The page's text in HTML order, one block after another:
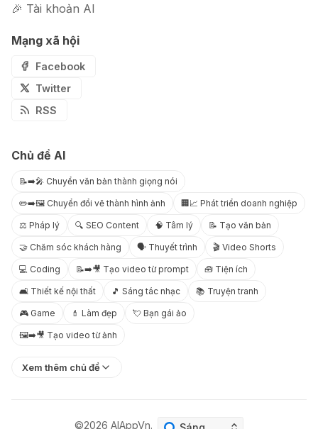
🎉 Tài khoản AI
Mạng xã hội
Facebook
Twitter
RSS
Chủ đề AI
📝➡️🎤 Chuyển văn bản thành giọng nói
✏️➡️🖼️ Chuyển đổi vẽ thành hình ảnh 🏢📈 Phát triển doanh nghiệp
⚖️ Pháp lý 🔍 SEO Content 🧠 Tâm lý 📝 Tạo văn bản
🤝 Chăm sóc khách hàng 🗣️ Thuyết trình 🎬 Video Shorts
💻 Coding 📝➡️🎥 Tạo video từ prompt 🧰 Tiện ích
🛋️ Thiết kế nội thất 🎵 Sáng tác nhạc 📚 Truyện tranh
🎮 Game 💄 Làm đẹp 💘 Bạn gái ảo
🖼️➡️🎥 Tạo video từ ảnh
Xem thêm chủ đề
©2026 AIAppVn.